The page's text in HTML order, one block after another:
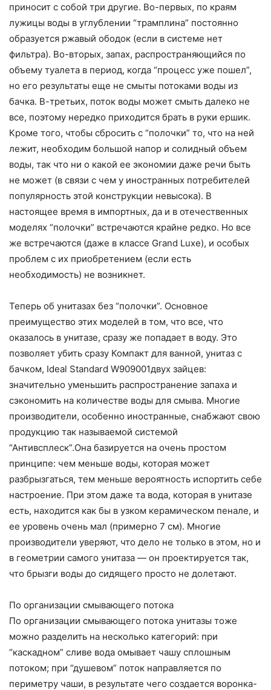
приносит с собой три другие. Во-первых, по краям
лужицы воды в углублении “трамплина” постоянно
образуется ржавый ободок (если в системе нет
фильтра). Во-вторых, запах, распространяющийся по
объему туалета в период, когда “процесс уже пошел”,
но его результаты еще не смыты потоками воды из
бачка. В-третьих, поток воды может смыть далеко не
все, поэтому нередко приходится брать в руки ершик.
Кроме того, чтобы сбросить с “полочки” то, что на ней
лежит, необходим большой напор и солидный объем
воды, так что ни о какой ее экономии даже речи быть
не может (в связи с чем у иностранных потребителей
популярность этой конструкции невысока). В
настоящее время в импортных, да и в отечественных
моделях “полочки” встречаются крайне редко. Но все
же встречаются (даже в классе Grand Luxe), и особых
проблем с их приобретением (если есть
необходимость) не возникнет.
Теперь об унитазах без “полочки”. Основное
преимущество этих моделей в том, что все, что
оказалось в унитазе, сразу же попадает в воду. Это
позволяет убить сразу Компакт для ванной, унитаз с
бачком, Ideal Standard W909001двух зайцев:
значительно уменьшить распространение запаха и
сэкономить на количестве воды для смыва. Многие
производители, особенно иностранные, снабжают свою
продукцию так называемой системой
“Антивсплеск”.Она базируется на очень простом
принципе: чем меньше воды, которая может
разбрызгаться, тем меньше вероятность испортить себе
настроение. При этом даже та вода, которая в унитазе
есть, находится как бы в узком керамическом пенале, и
ее уровень очень мал (примерно 7 см). Многие
производители уверяют, что дело не только в этом, но и
в геометрии самого унитаза — он проектируется так,
что брызги воды до сидящего просто не долетают.
По организации смывающего потока
По организации смывающего потока унитазы тоже
можно разделить на несколько категорий: при
“каскадном” сливе вода омывает чашу сплошным
потоком; при “душевом” поток направляется по
периметру чаши, в результате чего создается воронка-